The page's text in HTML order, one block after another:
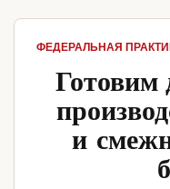
ФЕДЕРАЛЬНАЯ
Готовим
и